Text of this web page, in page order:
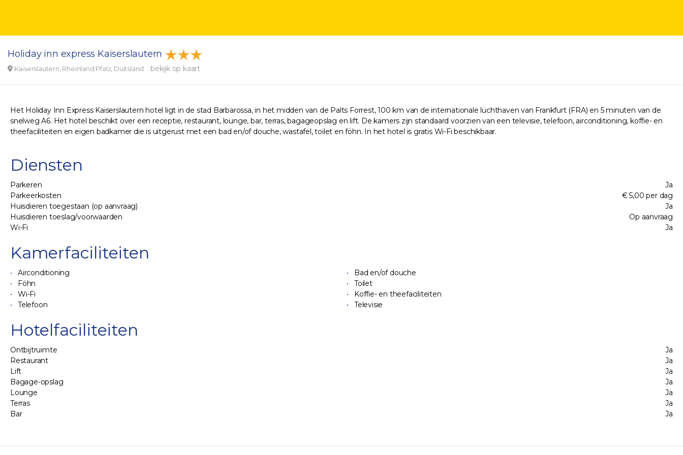
Holiday inn express Kaiserslautern
Kaiserslautern, Rheinland Pfalz, Duitsland bekijk op kaart
Het Holiday Inn Express Kaiserslautern hotel ligt in de stad Barbarossa, in het midden van de Palts Forrest, 100 km van de internationale luchthaven van Frankfurt (FRA) en 5 minuten van de
snelweg A6. Het hotel beschikt over een receptie, restaurant, lounge, bar, terras, bagageopslag en lift. De kamers zijn standaard voorzien van een televisie, telefoon, airconditioning, koffie- en
theefaciliteiten en eigen badkamer die is uitgerust met een bad en/of douche, wastafel, toilet en föhn. In het hotel is gratis Wi-Fi beschikbaar.
Diensten
Parkeren
Ja
Parkeerkosten
€ 5,00 per dag
Huisdieren toegestaan (op aanvraag)
Ja
Huisdieren toeslag/voorwaarden
Op aanvraag
Wi-Fi
Ja
Kamerfaciliteiten
Airconditioning
Bad en/of douche
Föhn
Toilet
Wi-Fi
Koffie- en theefaciliteiten
Telefoon
Televisie
Hotelfaciliteiten
Ontbijtruimte
Ja
Restaurant
Ja
Lift
Ja
Bagage-opslag
Ja
Lounge
Ja
Terras
Ja
Bar
Ja